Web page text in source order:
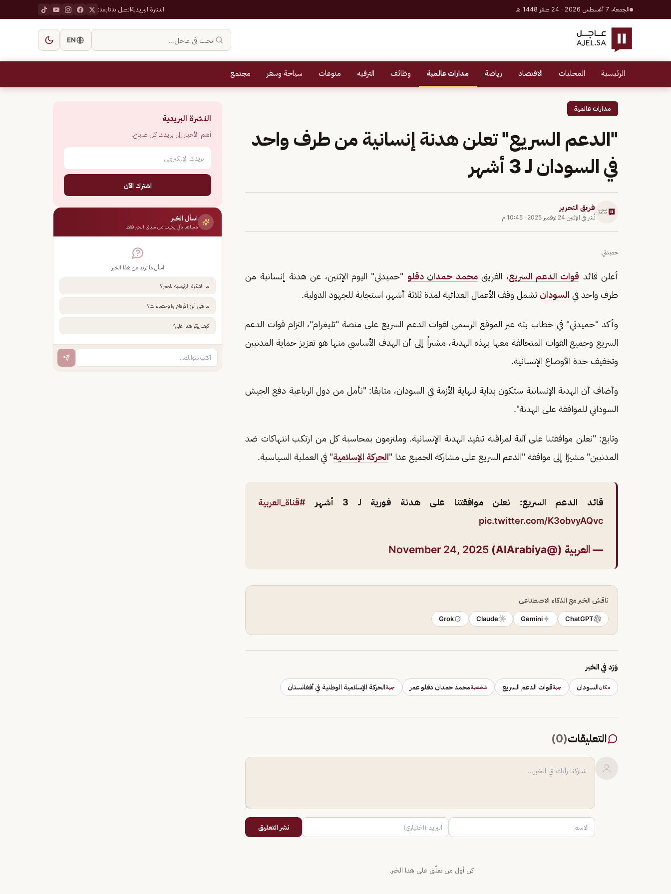
الجمعة، 7 أغسطس 2026 · 24 صفر 1448 هـ النشرة البريديةاتصل بناتابعنا:
ابحث في عاجل… EN
الرئيسية المحليات الاقتصاد رياضة مدارات عالمية وظائف الترفيه منوعات سياحة وسفر مجتمع
مدارات عالمية
"الدعم السريع" تعلن هدنة إنسانية من طرف واحد
في السودان لـ 3 أشهر
فريق التحرير
نُشر في الإثنين 24 نوفمبر 2025 · 10:45 م
حميدتي
أعلن قائد قوات الدعم السريع، الفريق محمد حمدان دقلو "حميدتي" اليوم الإثنين، عن هدنة إنسانية من
طرف واحد في السودان تشمل وقف الأعمال العدائية لمدة ثلاثة أشهر، استجابة للجهود الدولية.
وأكد "حميدتي" في خطاب بثه عبر الموقع الرسمي لقوات الدعم السريع على منصة "تليغرام"، التزام قوات الدعم
السريع وجميع القوات المتحالفة معها بهذه الهدنة، مشيراً إلى أن الهدف الأساسي منها هو تعزيز حماية المدنيين
وتخفيف حدة الأوضاع الإنسانية.
وأضاف أن الهدنة الإنسانية ستكون بداية لنهاية الأزمة في السودان، متابعًا: "نأمل من دول الرباعية دفع الجيش
السوداني للموافقة على الهدنة".
وتابع: "نعلن موافقتنا على آلية لمراقبة تنفيذ الهدنة الإنسانية. وملتزمون بمحاسبة كل من ارتكب انتهاكات ضد
المدنيين" مشيرًا إلى موافقة "الدعم السريع على مشاركة الجميع عدا "الحركة الإسلامية" في العملية السياسية.
قائد الدعم السريع: نعلن موافقتنا على هدنة فورية لـ 3 أشهر
#قناة_العربية
pic.twitter.com/K3obvyAQvc
— العربية (@AlArabiya) November 24, 2025
ناقش الخبر مع الذكاء الاصطناعي
ChatGPT
Gemini
Claude
Grok
وَرَد في الخبر
مكانالسودان جهةقوات الدعم السريع شخصيةمحمد حمدان دقلو عمر جهةالحركة الإسلامية الوطنية في أفغانستان
التعليقات(
0
)
نشر التعليق
كن أول من يعلّق على هذا الخبر.
النشرة البريدية
أهم الأخبار إلى بريدك كل صباح.
اشترك الآن
اسأل الخبر
مساعد ذكي يجيب من سياق الخبر فقط
اسأل ما تريد عن هذا الخبر
ما الفكرة الرئيسية للخبر؟
ما هي أبرز الأرقام والإحصاءات؟
كيف يؤثر هذا علي؟